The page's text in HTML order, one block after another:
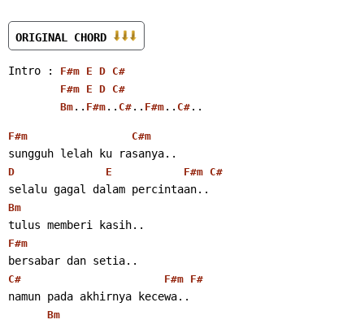
ORIGINAL CHORD
Intro : F#m E D C#
F#m E D C#
Bm .. F#m .. C# .. F#m .. C# ..
F#m C#m
sungguh lelah ku rasanya..
D E F#m C#
selalu gagal dalam percintaan..
Bm
tulus memberi kasih..
F#m
bersabar dan setia..
C# F#m F#
namun pada akhirnya kecewa..
Bm